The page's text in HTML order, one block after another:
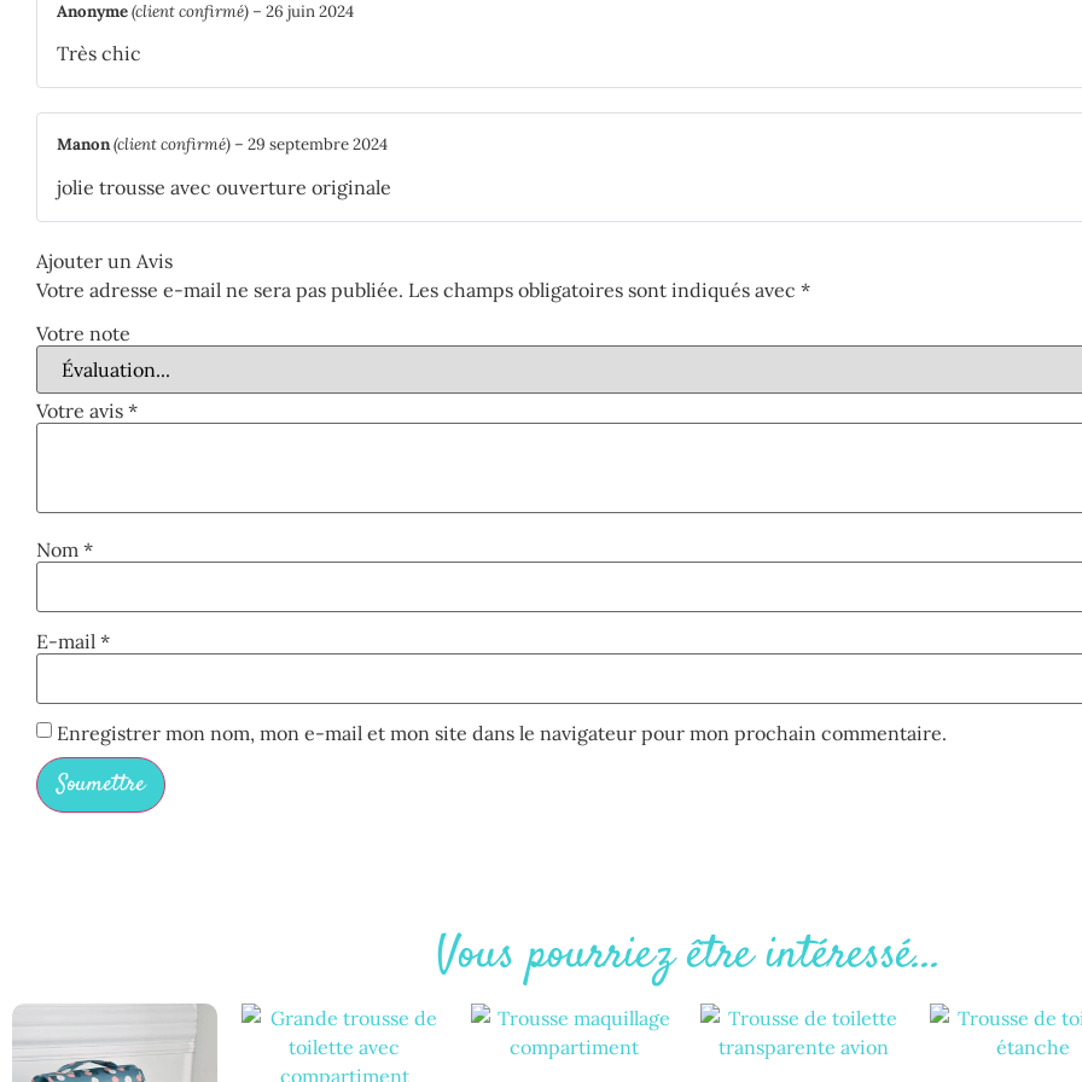
Anonyme(client confirmé) – 26 juin 2024
Très chic
Manon(client confirmé) – 29 septembre 2024
jolie trousse avec ouverture originale
Ajouter un Avis
Votre adresse e-mail ne sera pas publiée. Les champs obligatoires sont indiqués avec *
Votre note
Votre avis *
Nom *
E-mail *
Enregistrer mon nom, mon e-mail et mon site dans le navigateur pour mon prochain commentaire.
Vous pourriez être intéressé...